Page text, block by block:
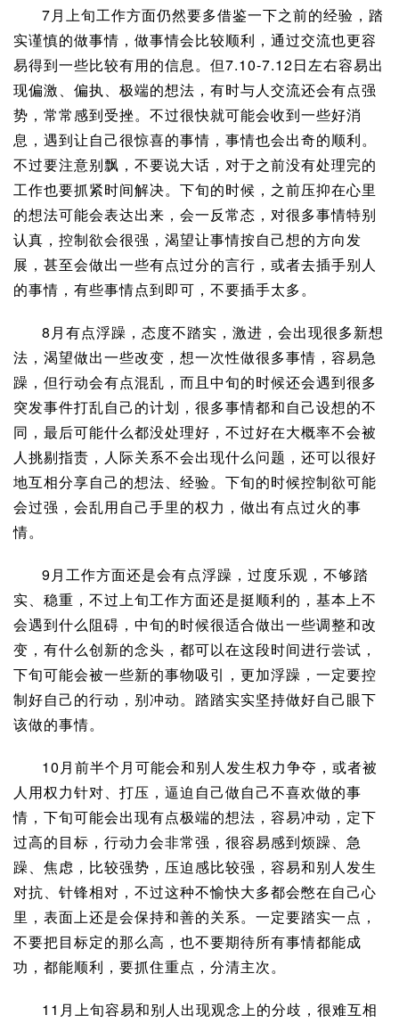
7月上旬工作方面仍然要多借鉴一下之前的经验，踏
实谨慎的做事情，做事情会比较顺利，通过交流也更容
易得到一些比较有用的信息。但7.10-7.12日左右容易出
现偏激、偏执、极端的想法，有时与人交流还会有点强
势，常常感到受挫。不过很快就可能会收到一些好消
息，遇到让自己很惊喜的事情，事情也会出奇的顺利。
不过要注意别飘，不要说大话，对于之前没有处理完的
工作也要抓紧时间解决。下旬的时候，之前压抑在心里
的想法可能会表达出来，会一反常态，对很多事情特别
认真，控制欲会很强，渴望让事情按自己想的方向发
展，甚至会做出一些有点过分的言行，或者去插手别人
的事情，有些事情点到即可，不要插手太多。
8月有点浮躁，态度不踏实，激进，会出现很多新想
法，渴望做出一些改变，想一次性做很多事情，容易急
躁，但行动会有点混乱，而且中旬的时候还会遇到很多
突发事件打乱自己的计划，很多事情都和自己设想的不
同，最后可能什么都没处理好，不过好在大概率不会被
人挑剔指责，人际关系不会出现什么问题，还可以很好
地互相分享自己的想法、经验。下旬的时候控制欲可能
会过强，会乱用自己手里的权力，做出有点过火的事
情。
9月工作方面还是会有点浮躁，过度乐观，不够踏
实、稳重，不过上旬工作方面还是挺顺利的，基本上不
会遇到什么阻碍，中旬的时候很适合做出一些调整和改
变，有什么创新的念头，都可以在这段时间进行尝试，
下旬可能会被一些新的事物吸引，更加浮躁，一定要控
制好自己的行动，别冲动。踏踏实实坚持做好自己眼下
该做的事情。
10月前半个月可能会和别人发生权力争夺，或者被
人用权力针对、打压，逼迫自己做自己不喜欢做的事
情，下旬可能会出现有点极端的想法，容易冲动，定下
过高的目标，行动力会非常强，很容易感到烦躁、急
躁、焦虑，比较强势，压迫感比较强，容易和别人发生
对抗、针锋相对，不过这种不愉快大多都会憋在自己心
里，表面上还是会保持和善的关系。一定要踏实一点，
不要把目标定的那么高，也不要期待所有事情都能成
功，都能顺利，要抓住重点，分清主次。
11月上旬容易和别人出现观念上的分歧，很难互相